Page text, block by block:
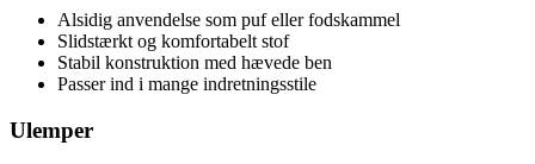
Alsidig anvendelse som puf eller fodskammel
Slidstærkt og komfortabelt stof
Stabil konstruktion med hævede ben
Passer ind i mange indretningsstile
Ulemper